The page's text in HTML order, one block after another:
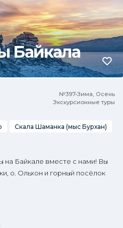
Байкала
№397•Зима, Осень
Экскурсионные туры
Скала Шаманка (мыс Бурхан)
на Байкале вместе с нами! Вы
о. Ольхон и горный посёлок